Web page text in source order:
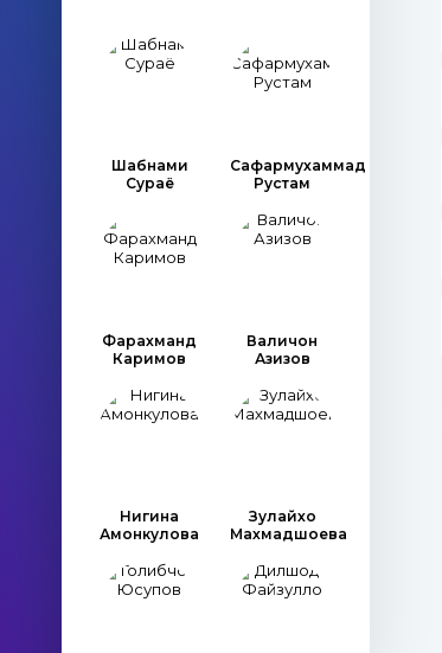
Шабнами
Сураё
Сафармухаммад
Рустам
Фарахманд
Каримов
Валичон
Азизов
Нигина
Амонкулова
Зулайхо
Махмадшоева